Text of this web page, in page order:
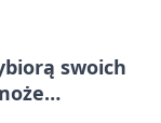
swoich